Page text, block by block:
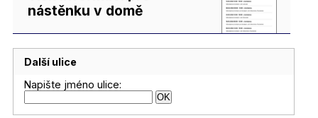
nástěnku v domě
Další ulice
Napište jméno ulice: